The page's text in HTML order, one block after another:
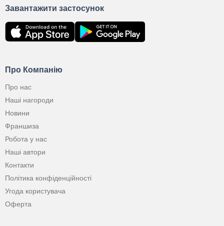
Про Компанію
Про нас
Наші нагороди
Новини
Франшиза
Робота у нас
Наші автори
Контакти
Політика конфіденційності
Угода користувача
Оферта
Завантажити застосунок